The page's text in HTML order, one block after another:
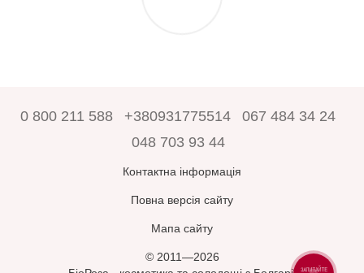
0 800 211 588 +380931775514
067 484 34 24
048 703 93 44
Контактна інформація
Повна версія сайту
Мапа сайту
© 2011—2026
ЗАПИТАЙТЕ